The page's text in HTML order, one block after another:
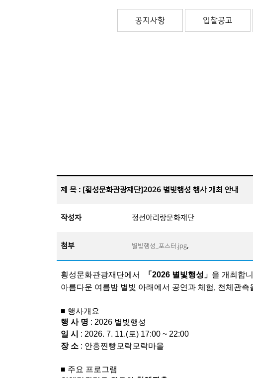
공지사항 입찰공고
제 목 : [횡성문화관광재단]2026 별빛행성 행사 개최 안내
작성자 정선아리랑문화재단
첨부 별빛행성_포스터.jpg,
횡성문화관광재단에서 「2026 별빛행성」 을 개최합
아름다운 여름밤 별빛 아래에서 공연과 체험, 천체관
■ 행사개요
행 사 명 : 2026 별빛행성
일 시
: 2026. 7. 11.(토) 17:00 ~ 22:00
장 소 : 안흥찐빵모락모락마을
■ 주요 프로그램